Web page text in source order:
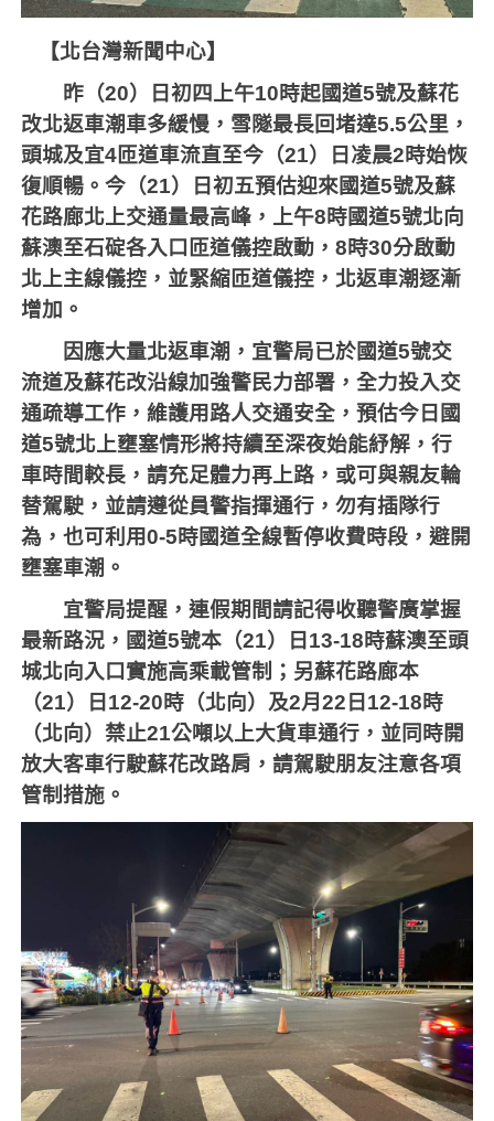
【北台灣新聞中心】
昨（20）日初四上午10時起國道5號及蘇花
改北返車潮車多緩慢，雪隧最長回堵達5.5公里，
頭城及宜4匝道車流直至今（21）日凌晨2時始恢
復順暢。今（21）日初五預估迎來國道5號及蘇
花路廊北上交通量最高峰，上午8時國道5號北向
蘇澳至石碇各入口匝道儀控啟動，8時30分啟動
北上主線儀控，並緊縮匝道儀控，北返車潮逐漸
增加。
因應大量北返車潮，宜警局已於國道5號交
流道及蘇花改沿線加強警民力部署，全力投入交
通疏導工作，維護用路人交通安全，預估今日國
道5號北上壅塞情形將持續至深夜始能紓解，行
車時間較長，請充足體力再上路，或可與親友輪
替駕駛，並請遵從員警指揮通行，勿有插隊行
為，也可利用0-5時國道全線暫停收費時段，避開
壅塞車潮。
宜警局提醒，連假期間請記得收聽警廣掌握
最新路況，國道5號本（21）日 13-18時蘇澳至頭
城北向入口實施高乘載管制；另蘇花路廊本
（21）日 12-20時（北向）及2月22 日 12-18時
（北向）禁止21公噸以上大貨車通行，並同時開
放大客車行駛蘇花改路肩，請駕駛朋友注意各項
管制措施。